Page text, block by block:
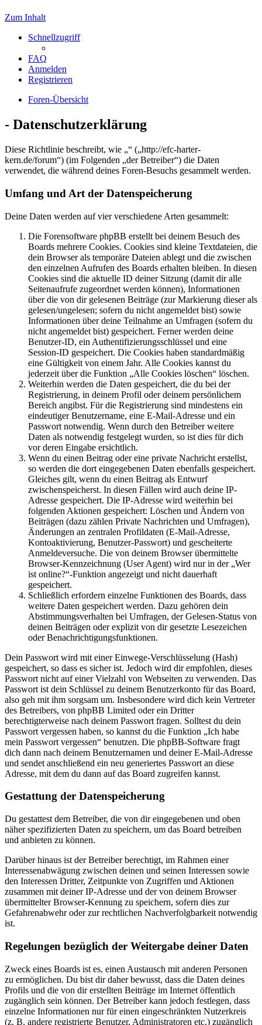
Zum Inhalt
Schnellzugriff
FAQ
Anmelden
Registrieren
Foren-Übersicht
- Datenschutzerklärung
Diese Richtlinie beschreibt, wie „“ („http://efc-harter-
kern.de/forum“) (im Folgenden „der Betreiber“) die Daten
verwendet, die während deines Foren-Besuchs gesammelt werden.
Umfang und Art der Datenspeicherung
Deine Daten werden auf vier verschiedene Arten gesammelt:
Die Forensoftware phpBB erstellt bei deinem Besuch des
Boards mehrere Cookies. Cookies sind kleine Textdateien, die
dein Browser als temporäre Dateien ablegt und die zwischen
den einzelnen Aufrufen des Boards erhalten bleiben. In diesen
Cookies sind die aktuelle ID deiner Sitzung (damit dir alle
Seitenaufrufe zugeordnet werden können), Informationen
über die von dir gelesenen Beiträge (zur Markierung dieser als
gelesen/ungelesen; sofern du nicht angemeldet bist) sowie
Informationen über deine Teilnahme an Umfragen (sofern du
nicht angemeldet bist) gespeichert. Ferner werden deine
Benutzer-ID, ein Authentifizierungsschlüssel und eine
Session-ID gespeichert. Die Cookies haben standardmäßig
eine Gültigkeit von einem Jahr. Alle Cookies kannst du
jederzeit über die Funktion „Alle Cookies löschen“ löschen.
Weiterhin werden die Daten gespeichert, die du bei der
Registrierung, in deinem Profil oder deinem persönlichem
Bereich angibst. Für die Registrierung sind mindestens ein
eindeutiger Benutzername, eine E-Mail-Adresse und ein
Passwort notwendig. Wenn durch den Betreiber weitere
Daten als notwendig festgelegt wurden, so ist dies für dich
vor deren Eingabe ersichtlich.
Wenn du einen Beitrag oder eine private Nachricht erstellst,
so werden die dort eingegebenen Daten ebenfalls gespeichert.
Gleiches gilt, wenn du einen Beitrag als Entwurf
zwischenspeicherst. In diesen Fällen wird auch deine IP-
Adresse gespeichert. Die IP-Adresse wird weiterhin bei
folgenden Aktionen gespeichert: Löschen und Ändern von
Beiträgen (dazu zählen Private Nachrichten und Umfragen),
Änderungen an zentralen Profildaten (E-Mail-Adresse,
Kontoaktivierung, Benutzer-Passwort) und gescheiterte
Anmeldeversuche. Die von deinem Browser übermittelte
Browser-Kennzeichnung (User Agent) wird nur in der „Wer
ist online?“-Funktion angezeigt und nicht dauerhaft
gespeichert.
Schließlich erfordern einzelne Funktionen des Boards, dass
weitere Daten gespeichert werden. Dazu gehören dein
Abstimmungsverhalten bei Umfragen, der Gelesen-Status von
deinen Beiträgen oder explizit von dir gesetzte Lesezeichen
oder Benachrichtigungsfunktionen.
Dein Passwort wird mit einer Einwege-Verschlüsselung (Hash)
gespeichert, so dass es sicher ist. Jedoch wird dir empfohlen, dieses
Passwort nicht auf einer Vielzahl von Webseiten zu verwenden. Das
Passwort ist dein Schlüssel zu deinem Benutzerkonto für das Board,
also geh mit ihm sorgsam um. Insbesondere wird dich kein Vertreter
des Betreibers, von phpBB Limited oder ein Dritter
berechtigterweise nach deinem Passwort fragen. Solltest du dein
Passwort vergessen haben, so kannst du die Funktion „Ich habe
mein Passwort vergessen“ benutzen. Die phpBB-Software fragt
dich dann nach deinem Benutzernamen und deiner E-Mail-Adresse
und sendet anschließend ein neu generiertes Passwort an diese
Adresse, mit dem du dann auf das Board zugreifen kannst.
Gestattung der Datenspeicherung
Du gestattest dem Betreiber, die von dir eingegebenen und oben
näher spezifizierten Daten zu speichern, um das Board betreiben
und anbieten zu können.
Darüber hinaus ist der Betreiber berechtigt, im Rahmen einer
Interessenabwägung zwischen deinen und seinen Interessen sowie
den Interessen Dritter, Zeitpunkte von Zugriffen und Aktionen
zusammen mit deiner IP-Adresse und der von deinem Browser
übermittelter Browser-Kennung zu speichern, sofern dies zur
Gefahrenabwehr oder zur rechtlichen Nachverfolgbarkeit notwendig
ist.
Regelungen bezüglich der Weitergabe deiner Daten
Zweck eines Boards ist es, einen Austausch mit anderen Personen
zu ermöglichen. Du bist dir daher bewusst, dass die Daten deines
Profils und die von dir erstellten Beiträge im Internet öffentlich
zugänglich sein können. Der Betreiber kann jedoch festlegen, dass
einzelne Informationen nur für einen eingeschränkten Nutzerkreis
(z. B. andere registrierte Benutzer, Administratoren etc.) zugänglich